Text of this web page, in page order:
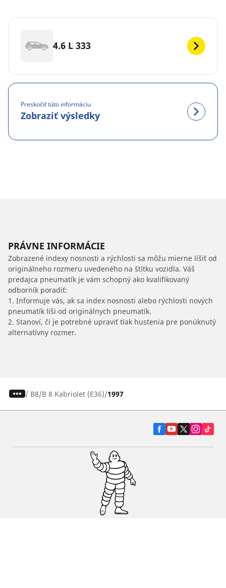
4.6 L 333
Preskočiť túto informáciu
Zobraziť výsledky
PRÁVNE INFORMÁCIE
Zobrazené indexy nosnosti a rýchlosti sa môžu mierne líšiť od
originálneho rozmeru uvedeného na štítku vozidla. Váš
predajca pneumatík je vám schopný ako kvalifikovaný
odborník poradiť:
1. Informuje vás, ak sa index nosnosti alebo rýchlosti nových
pneumatík líši od originálnych pneumatík.
2. Stanoví, či je potrebné upraviť tlak hustenia pre ponúknutý
alternatívny rozmer.
/ B8 B 8 Kabriolet (E36) 1997